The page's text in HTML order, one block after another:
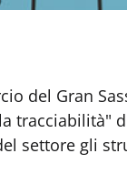
del Gran
tracciabilità"
settore gli